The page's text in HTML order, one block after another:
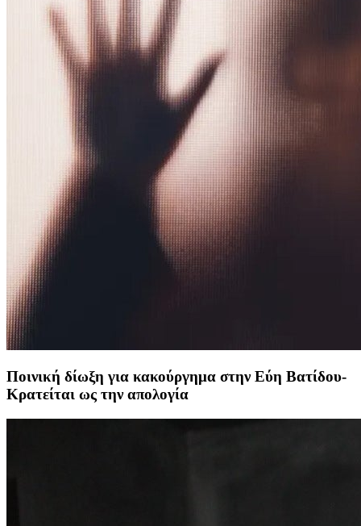
Ποινική δίωξη για κακούργημα στην Εύη Βατίδου-
Κρατείται ως την απολογία